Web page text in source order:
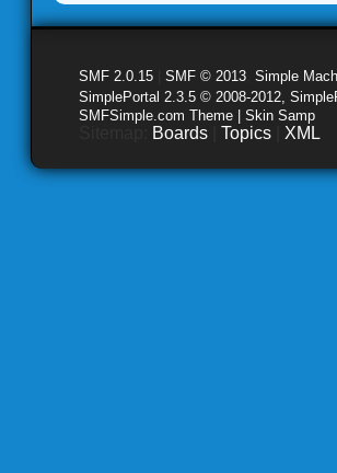
SMF 2.0.15 SMF © 2013 Simple
SimplePortal 2.3.5 © 2008-2012,
SMFSimple.com Theme | Skin Samp
Boards Topics XML